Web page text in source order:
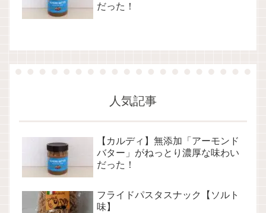
だった！
人気記事
【カルディ】無添加「アーモンド
バター」がねっとり濃厚な味わい
だった！
フライドパスタスナック【ソルト
味】